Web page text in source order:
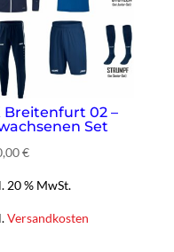
Breitenfurt 02 –
Set
€
20 % MwSt.
Versandkosten